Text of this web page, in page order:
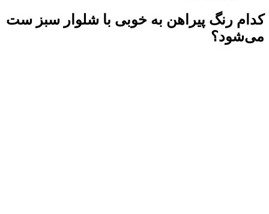
کدام رنگ پیراهن به خوبی با شلوار سبز ست
می‌شود؟